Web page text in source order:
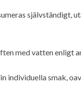
självständigt,
med vatten enligt
individuella smak,